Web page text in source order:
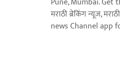
मराठी ब्रेकिंग न्यूज,
news Channel app